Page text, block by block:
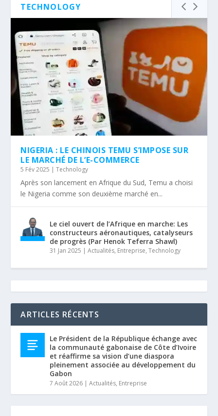
TECHNOLOGY
NIGERIA : LE CHINOIS TEMU S’IMPOSE SUR
LE MARCHÉ DE L’E-COMMERCE
5 Fév 2025 |Technology
Après son lancement en Afrique du Sud, Temu a choisi
le Nigeria comme son deuxième marché en...
Le ciel ouvert de l’Afrique en marche: Les
constructeurs aéronautiques, catalyseurs
de progrès (Par Henok Teferra Shawl)
31 Jan 2025 |Actualités, Entreprise,Technology
ARTICLES RÉCENTS
Le Président de la République échange avec
la communauté gabonaise de Côte d’Ivoire
et réaffirme sa vision d’une diaspora
pleinement associée au développement du
Gabon
7 Août 2026 |Actualités, Entreprise